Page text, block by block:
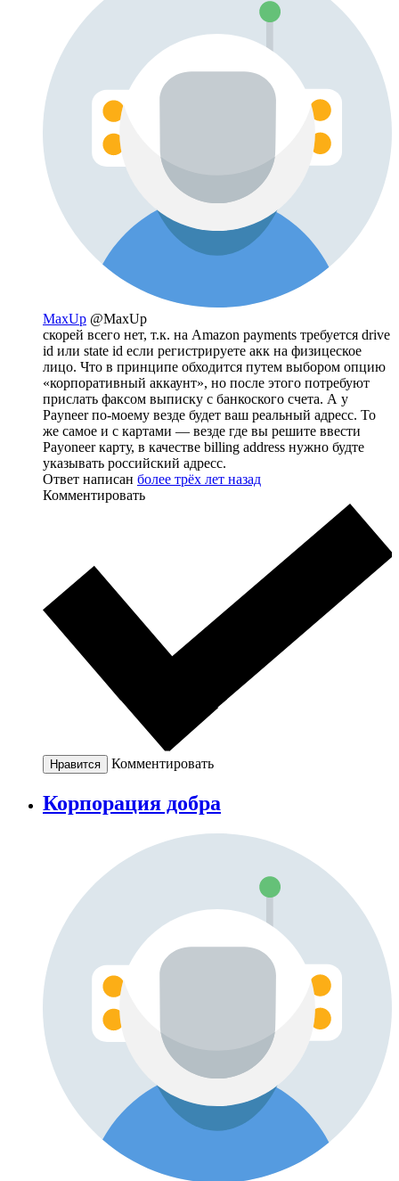
MaxUp @MaxUp
скорей всего нет, т.к. на Amazon payments требуется drive
id или state id если регистрируете акк на физицеское
лицо. Что в принципе обходится путем выбором опцию
«корпоративный аккаунт», но после этого потребуют
прислать факсом выписку с банкоского счета. А у
Payneer по-моему везде будет ваш реальный адресс. То
же самое и с картами — везде где вы решите ввести
Payoneer карту, в качестве billing address нужно будте
указывать российский адресс.
Ответ написан более трёх лет назад
Комментировать
Нравится Комментировать
Корпорация добра